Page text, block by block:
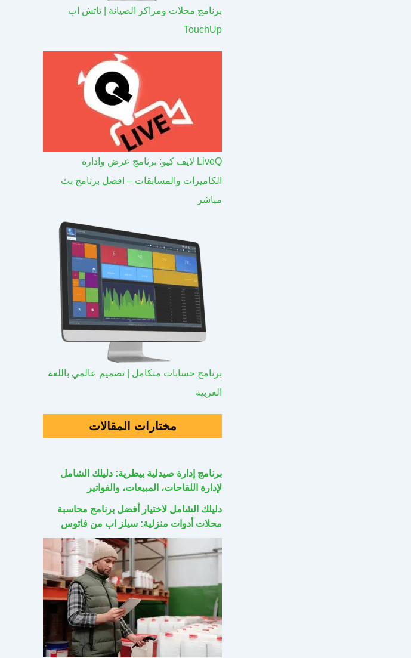
برنامج محلات ومراكز الصيانة | تاتش اب
TouchUp
LiveQ لايف كيو: برنامج عرض وادارة
الكاميرات والمسابقات – افضل برنامج بث
مباشر
برنامج حسابات متكامل | تصميم عالمي باللغة
العربية
مختارات المقالات
برنامج إدارة صيدلية بيطرية: دليلك الشامل
لإدارة اللقاحات، المبيعات، والفواتير
دليلك الشامل لاختيار أفضل برنامج محاسبة
محلات أدوات منزلية: سيلز اب من فاتوس